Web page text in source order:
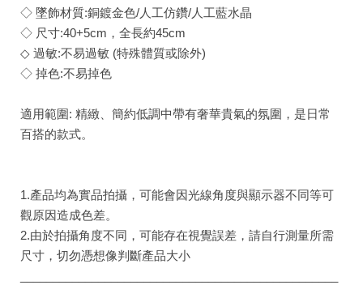
◇ 墜飾材質:銅鍍金色/人工仿鑽/人工藍水晶
◇ 尺寸:40+5cm，全長約45cm
◇ 過敏:不易過敏 (特殊體質或除外)
◇ 掉色:不易掉色
適用範圍: 精緻、簡約低調中帶有奢華貴氣的氛圍，是日常
百搭的款式。
1.產品均為實品拍攝，可能會因光線角度與顯示器不同等可
觀原因造成色差。
2.由於拍攝角度不同，可能存在視覺誤差，請自行測量所需
尺寸，切勿憑想像判斷產品大小